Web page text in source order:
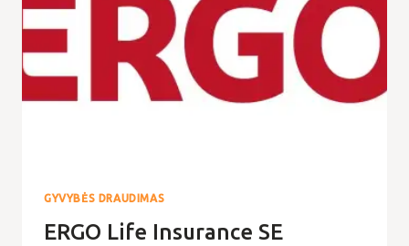
GYVYBĖS DRAUDIMAS
ERGO Life Insurance SE